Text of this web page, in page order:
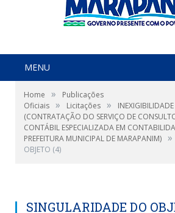
MENU
Home »
Publicações
Oficiais » Licitações »
(CONTRATAÇÃO DO SERVIÇO DE
CONTÁBIL ESPECIALIZADA EM
PREFEITURA MUNICIPAL DE MARAPANIM) »
OBJETO (4)
SINGULARIDADE DO